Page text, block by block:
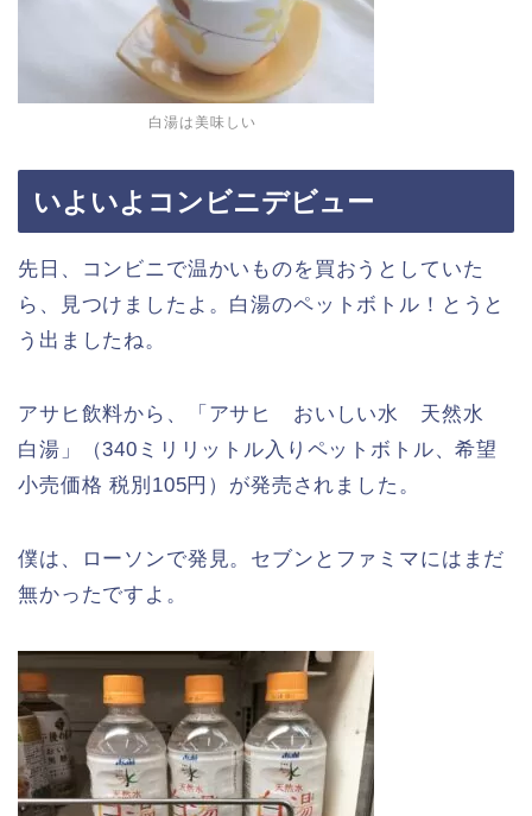
白湯は美味しい
いよいよコンビニデビュー
先日、コンビニで温かいものを買おうとしていた
ら、見つけましたよ。白湯のペットボトル！とうと
う出ましたね。
アサヒ飲料から、「アサヒ おいしい水 天然水
白湯」（340ミリリットル入りペットボトル、希望
小売価格 税別105円）が発売されました。
僕は、ローソンで発見。セブンとファミマにはまだ
無かったですよ。